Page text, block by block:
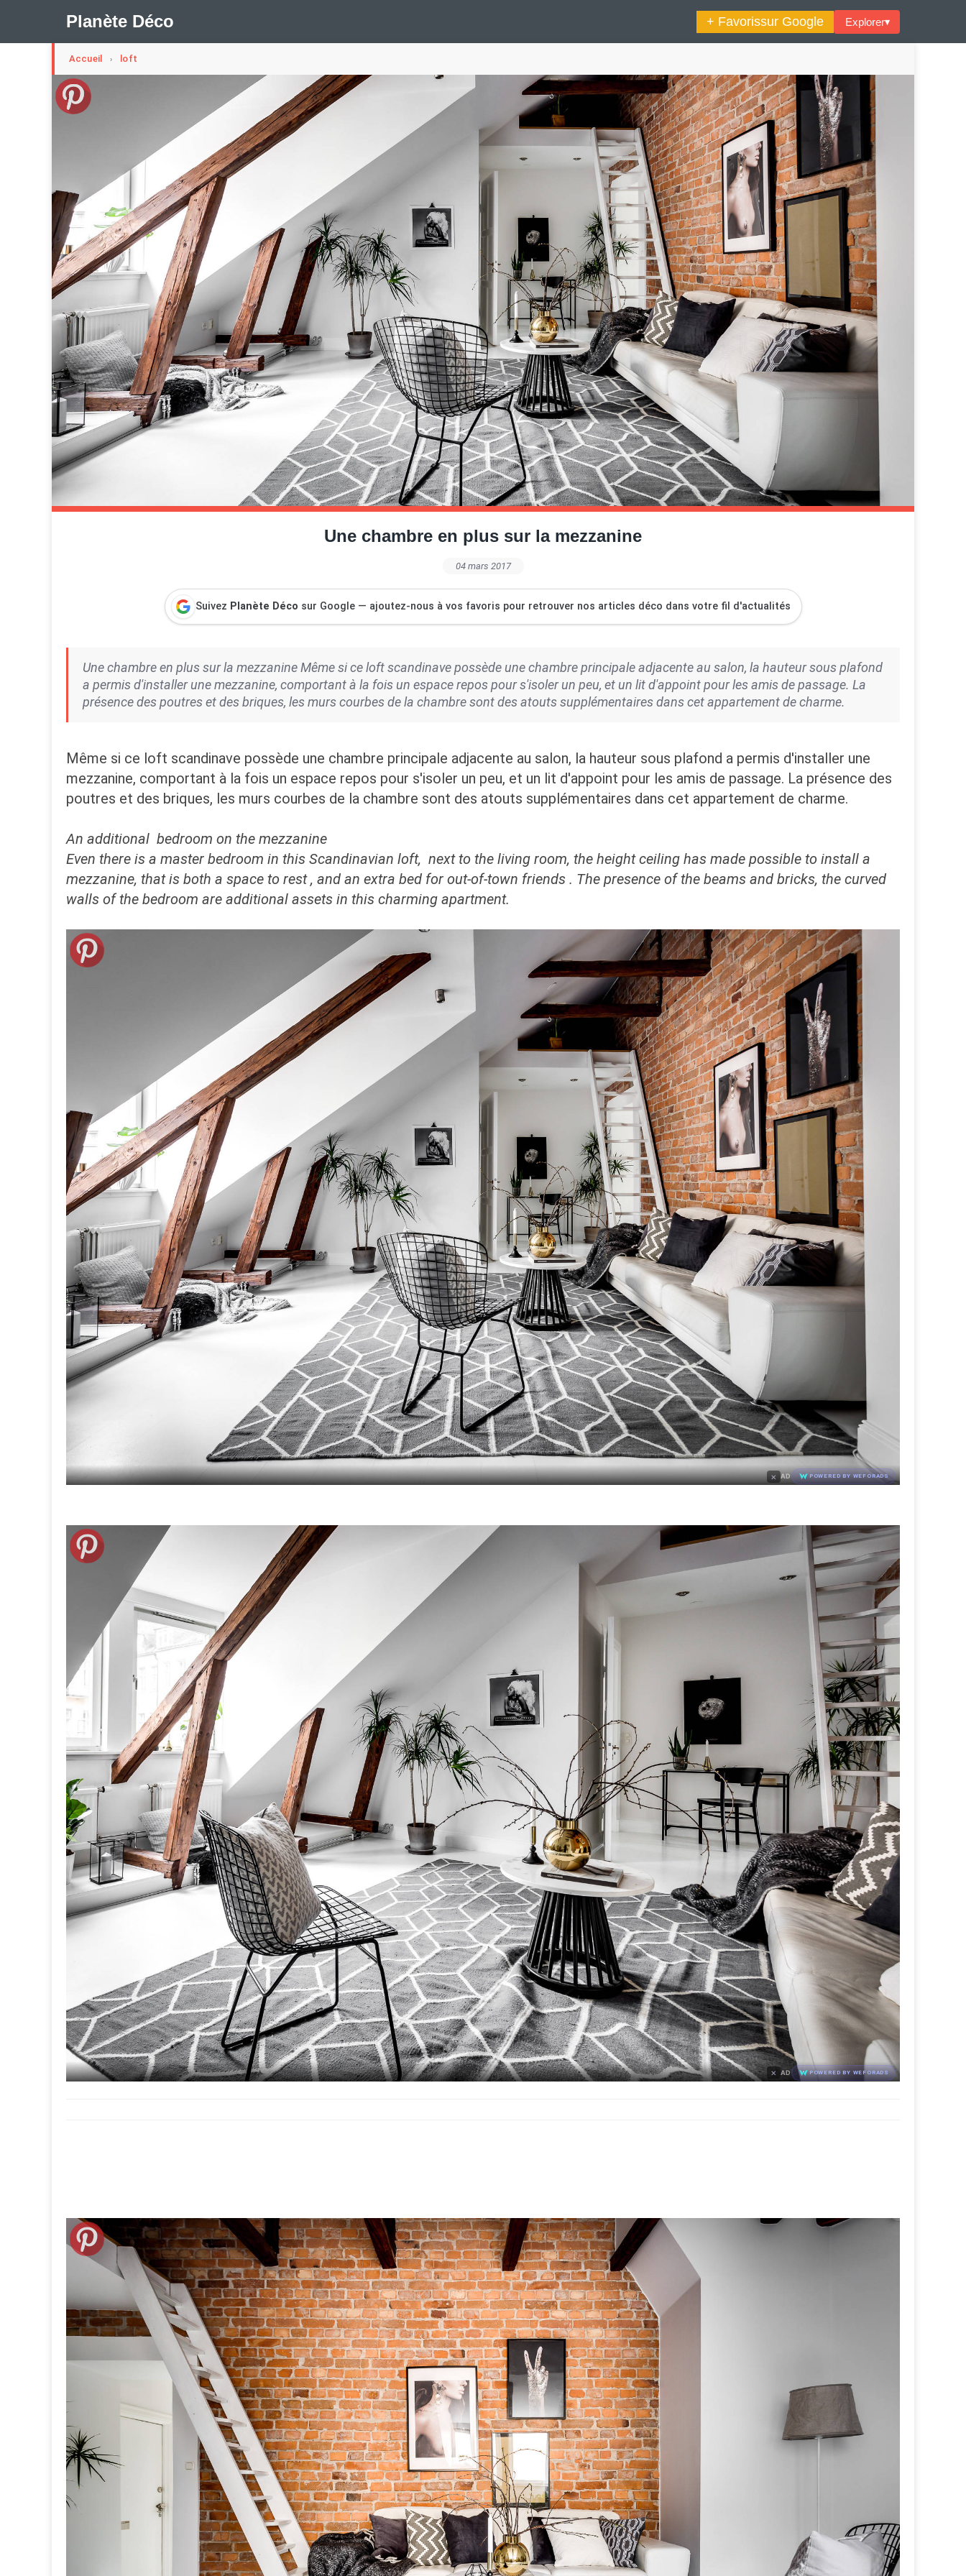
Planète Déco + Favorissur Google Explorer▾
🛍︎ Shop Planète Déco ℹ︎ À propos
Decoration Noël Design Suédois En Quelques Photos Idées Déco En 10 Photos La Semaine Décoration Et Design
Maison En Ville
Méli-Mélo Suédois
Publi Reportage Tendance Interieurs Scandinaves La Décoration Selon Votre Signe Astrologique Les Trouvailles Déco Du Jour
Loft
Maison Appartement Écologique
Maison Container/container House Maison Et Appartement Vintage On Décode La Déco Petite Surface
Piscine
Question De Style
Renovation Revue De Week End
Accueil › loft
Une chambre en plus sur la mezzanine
04 mars 2017
Suivez Planète Déco sur Google — ajoutez-nous à vos favoris pour retrouver nos articles déco dans votre fil d'actualités
Une chambre en plus sur la mezzanine Même si ce loft scandinave possède une chambre principale adjacente au salon, la hauteur sous plafond
a permis d'installer une mezzanine, comportant à la fois un espace repos pour s'isoler un peu, et un lit d'appoint pour les amis de passage. La
présence des poutres et des briques, les murs courbes de la chambre sont des atouts supplémentaires dans cet appartement de charme.
Même si ce loft scandinave possède une chambre principale adjacente au salon, la hauteur sous plafond a permis d'installer une
mezzanine, comportant à la fois un espace repos pour s'isoler un peu, et un lit d'appoint pour les amis de passage. La présence des
poutres et des briques, les murs courbes de la chambre sont des atouts supplémentaires dans cet appartement de charme.
An additional bedroom on the mezzanine
Even there is a master bedroom in this Scandinavian loft, next to the living room, the height ceiling has made possible to install a
mezzanine, that is both a space to rest , and an extra bed for out-of-town friends . The presence of the beams and bricks, the curved
walls of the bedroom are additional assets in this charming apartment.
× AD POWERED BY WEFORADS
× AD POWERED BY WEFORADS